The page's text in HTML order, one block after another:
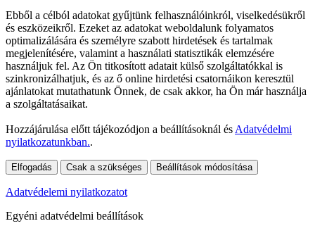
Ebből a célból adatokat gyűjtünk felhasználóinkról, viselkedésükről
és eszközeikről. Ezeket az adatokat weboldalunk folyamatos
optimalizálására és személyre szabott hirdetések és tartalmak
megjelenítésére, valamint a használati statisztikák elemzésére
használjuk fel. Az Ön titkosított adatait külső szolgáltatókkal is
szinkronizálhatjuk, és az ő online hirdetési csatornáikon keresztül
ajánlatokat mutathatunk Önnek, de csak akkor, ha Ön már használja
a szolgáltatásaikat.
Hozzájárulása előtt tájékozódjon a beállításoknál és Adatvédelmi
nyilatkozatunkban..
Elfogadás Csak a szükséges Beállítások módosítása
Adatvédelemi nyilatkozatot
Egyéni adatvédelmi beállítások